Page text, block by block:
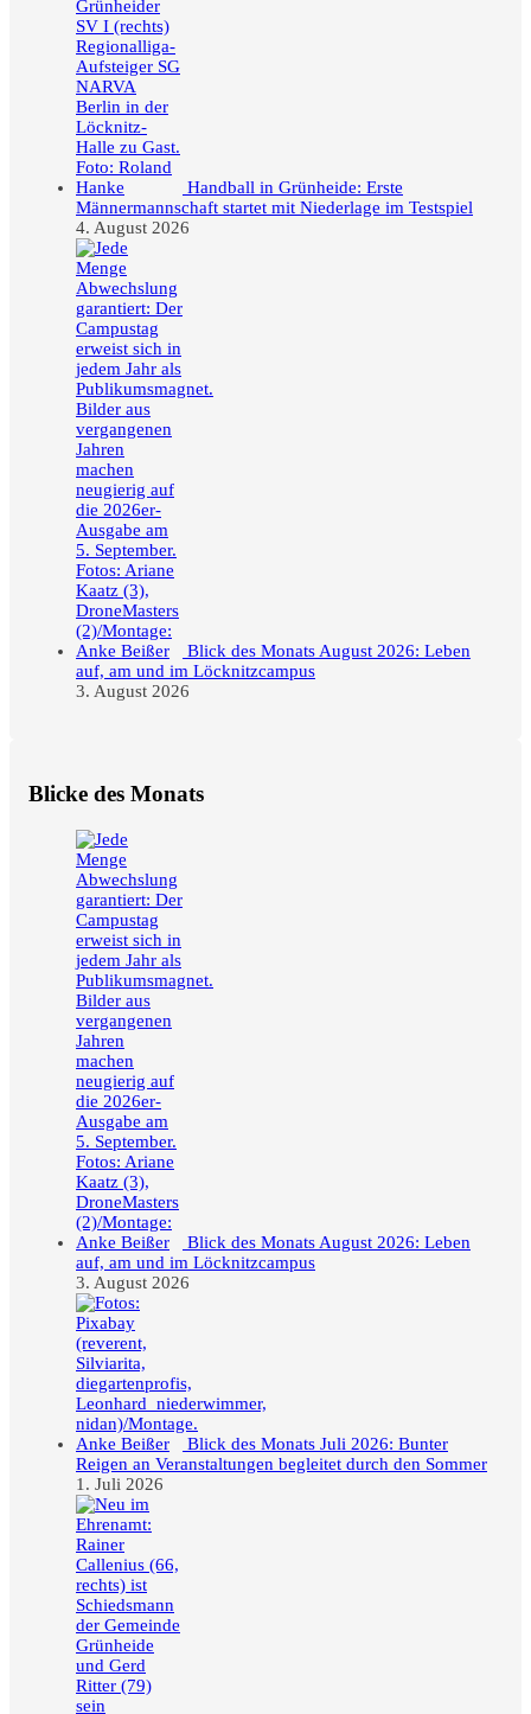
Handball in Grünheide: Erste
Männermannschaft startet mit Niederlage im Testspiel
4. August 2026
Blick des Monats August 2026: Leben
auf, am und im Löcknitzcampus
3. August 2026
Blicke des Monats
Blick des Monats August 2026: Leben
auf, am und im Löcknitzcampus
3. August 2026
Blick des Monats Juli 2026: Bunter
Reigen an Veranstaltungen begleitet durch den Sommer
1. Juli 2026